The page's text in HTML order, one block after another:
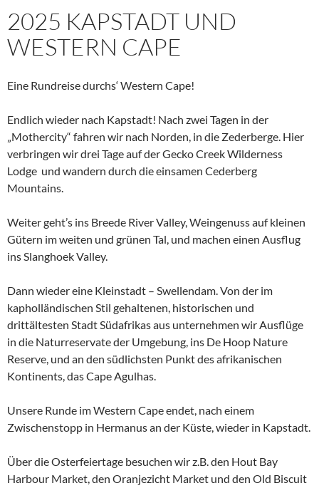
2025 KAPSTADT UND
WESTERN CAPE
Eine Rundreise durchs‘ Western Cape!
Endlich wieder nach Kapstadt! Nach zwei Tagen in der
„Mothercity“ fahren wir nach Norden, in die Zederberge. Hier
verbringen wir drei Tage auf der Gecko Creek Wilderness
Lodge und wandern durch die einsamen Cederberg
Mountains.
Weiter geht’s ins Breede River Valley, Weingenuss auf kleinen
Gütern im weiten und grünen Tal, und machen einen Ausflug
ins Slanghoek Valley.
Dann wieder eine Kleinstadt – Swellendam. Von der im
kapholländischen Stil gehaltenen, historischen und
drittältesten Stadt Südafrikas aus unternehmen wir Ausflüge
in die Naturreservate der Umgebung, ins De Hoop Nature
Reserve, und an den südlichsten Punkt des afrikanischen
Kontinents, das Cape Agulhas.
Unsere Runde im Western Cape endet, nach einem
Zwischenstopp in Hermanus an der Küste, wieder in Kapstadt.
Über die Osterfeiertage besuchen wir z.B. den Hout Bay
Harbour Market, den Oranjezicht Market und den Old Biscuit